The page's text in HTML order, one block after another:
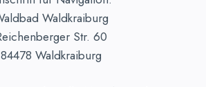
Waldkraiburg
Str. 60
84478 Waldkraiburg